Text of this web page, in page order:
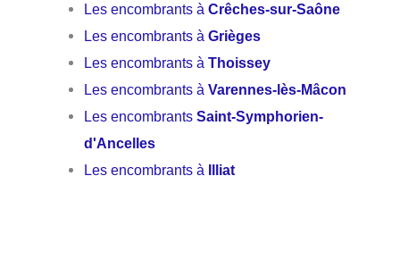
Les encombrants àCrêches-sur-Saône
Les encombrants àGrièges
Les encombrants àThoissey
Les encombrants àVarennes-lès-Mâcon
Les encombrantsSaint-Symphorien-
d'Ancelles
Les encombrants à Illiat